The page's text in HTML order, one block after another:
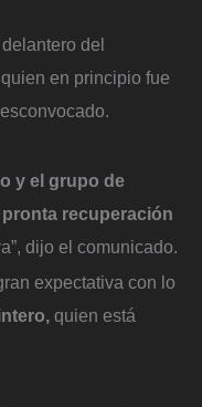
del
en principio fue
y el grupo de
recuperación
dijo el comunicado.
expectativa con lo
quien está